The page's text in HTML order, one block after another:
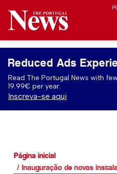
Reduced Ads
Read The Portugal News with
19.99€ per year.
Inscreva-se aqui
Página inicial
Inauguração de novas